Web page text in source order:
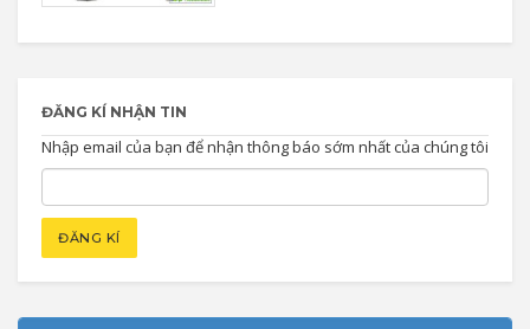
ĐĂNG KÍ NHẬN TIN
Nhập email của bạn để nhận thông báo sớm nhất của chúng tôi